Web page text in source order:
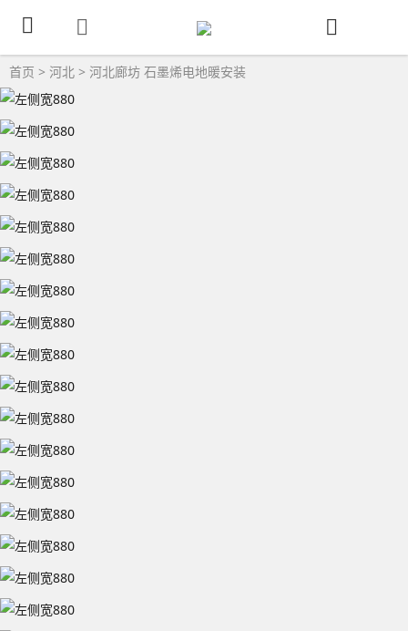
首页 > 河北 > 河北廊坊 石墨烯电地暖安装